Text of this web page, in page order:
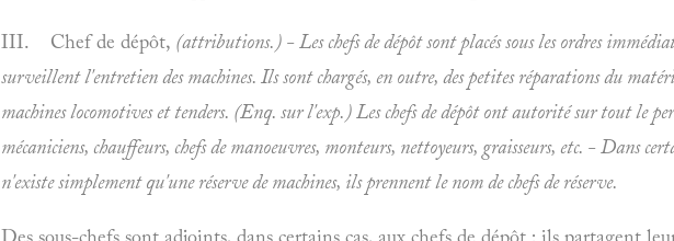
III. Chef de dépôt, (attributions.) - Les chefs de dépôt sont placés sous les ordres
surveillent l'entretien des machines. Ils sont chargés, en outre, des petites réparations du
machines locomotives et tenders. (Enq. sur l'exp.) Les chefs de dépôt ont autorité sur tout le
mécaniciens, chauffeurs, chefs de manoeuvres, monteurs, nettoyeurs, graisseurs, etc. - Dans
n'existe simplement qu'une réserve de machines, ils prennent le nom dechefs de réserve.